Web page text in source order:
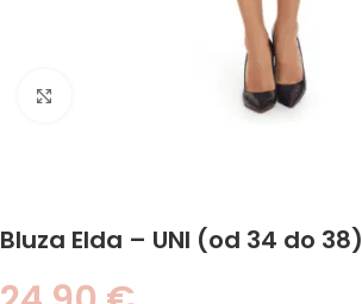
Bluza Elda – UNI (od 34 do 38)